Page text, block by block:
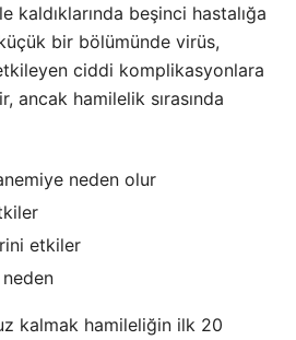
kaldıklarında beşinci hastalığa
bir bölümünde virüs,
ciddi komplikasyonlara
ancak hamilelik sırasında
neden olur
etkiler
kalmak hamileliğin ilk 20